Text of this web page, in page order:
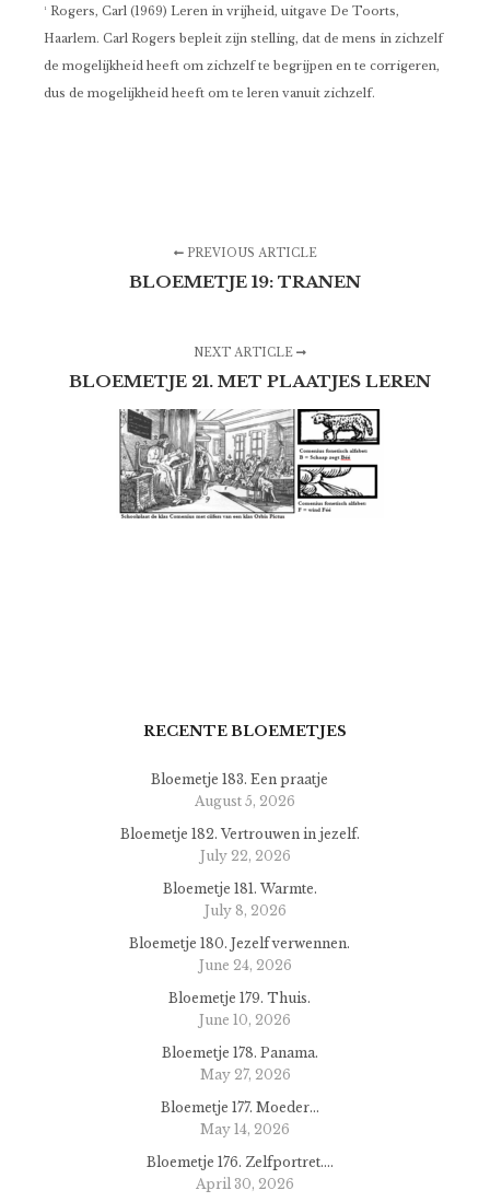
¹ Rogers, Carl (1969) Leren in vrijheid, uitgave De Toorts,
Haarlem. Carl Rogers bepleit zijn stelling, dat de mens in zichzelf
de mogelijkheid heeft om zichzelf te begrijpen en te corrigeren,
dus de mogelijkheid heeft om te leren vanuit zichzelf.
PREVIOUS ARTICLE
BLOEMETJE 19: TRANEN
NEXT ARTICLE
BLOEMETJE 21. MET PLAATJES LEREN
RECENTE BLOEMETJES
Bloemetje 183. Een praatje
August 5, 2026
Bloemetje 182. Vertrouwen in jezelf.
July 22, 2026
Bloemetje 181. Warmte.
July 8, 2026
Bloemetje 180. Jezelf verwennen.
June 24, 2026
Bloemetje 179. Thuis.
June 10, 2026
Bloemetje 178. Panama.
May 27, 2026
Bloemetje 177. Moeder…
May 14, 2026
Bloemetje 176. Zelfportret….
April 30, 2026